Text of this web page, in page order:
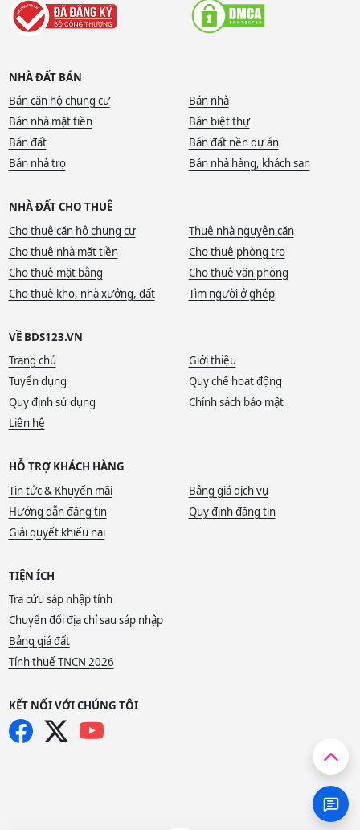
NHÀ ĐẤT BÁN
Bán căn hộ chung cư
Bán nhà
Bán nhà mặt tiền
Bán biệt thự
Bán đất
Bán đất nền dự án
Bán nhà trọ
Bán nhà hàng, khách sạn
NHÀ ĐẤT CHO THUÊ
Cho thuê căn hộ chung cư
Thuê nhà nguyên căn
Cho thuê nhà mặt tiền
Cho thuê phòng trọ
Cho thuê mặt bằng
Cho thuê văn phòng
Cho thuê kho, nhà xưởng, đất
Tìm người ở ghép
VỀ BDS123.VN
Trang chủ
Giới thiệu
Tuyển dụng
Quy chế hoạt động
Quy định sử dụng
Chính sách bảo mật
Liên hệ
HỖ TRỢ KHÁCH HÀNG
Tin tức & Khuyến mãi
Bảng giá dịch vụ
Hướng dẫn đăng tin
Quy định đăng tin
Giải quyết khiếu nại
TIỆN ÍCH
Tra cứu sáp nhập tỉnh
Chuyển đổi địa chỉ sau sáp nhập
Bảng giá đất
Tính thuế TNCN 2026
KẾT NỐI VỚI CHÚNG TÔI